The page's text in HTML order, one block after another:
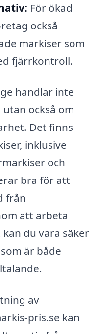
För ökad
också
markiser som
fjärrkontroll.
handlar inte
också om
Det finns
inklusive
och
bra för att
från
att arbeta
du vara säker
är både
av
pris.se kan